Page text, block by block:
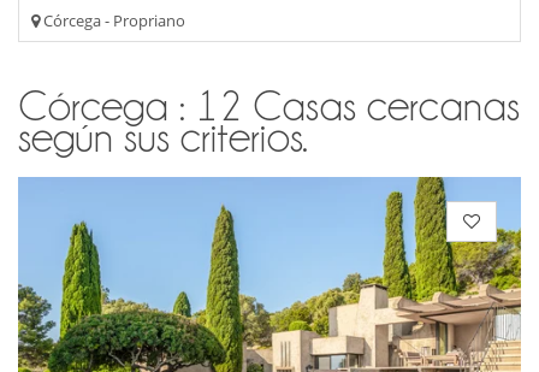
Córcega - Propriano
Córcega : 12 Casas cercanas
según sus criterios.